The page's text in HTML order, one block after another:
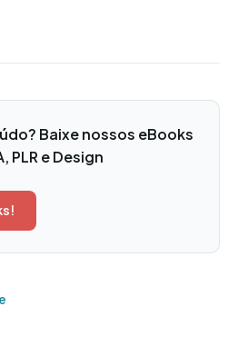
Baixe nossos eBooks
PLR e Design